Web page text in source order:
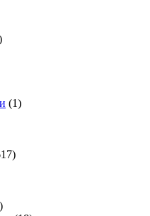
(1)